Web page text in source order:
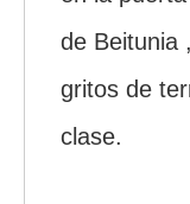
de Beitunia
gritos de
clase.